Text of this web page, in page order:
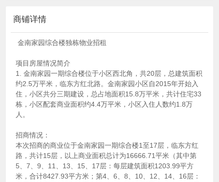
商铺详情
金南家园综合楼独栋物业招租
项目房屋情况简介
1. 金南家园一期综合楼位于小区西北角，共20层，总建筑面积
约2.5万平米，临东方红北路。金南家园小区自2015年开始入
住，小区共分三期建设，总占地面积15.8万平米，共计住宅33
栋，小区配套商业面积约4.4万平米，小区入住人数约1.8万
人。
招商情况：
本次招商的商业位于金南家园一期综合楼1至17层，临东方红
路，共计15层，以上商业面积总计为16666.71平米（其中第
5、7、9、11、13、15、17层：每层建筑面积1203.99平方
米，合计8427.93平方米；第4、6、8、10、12、14、16层：